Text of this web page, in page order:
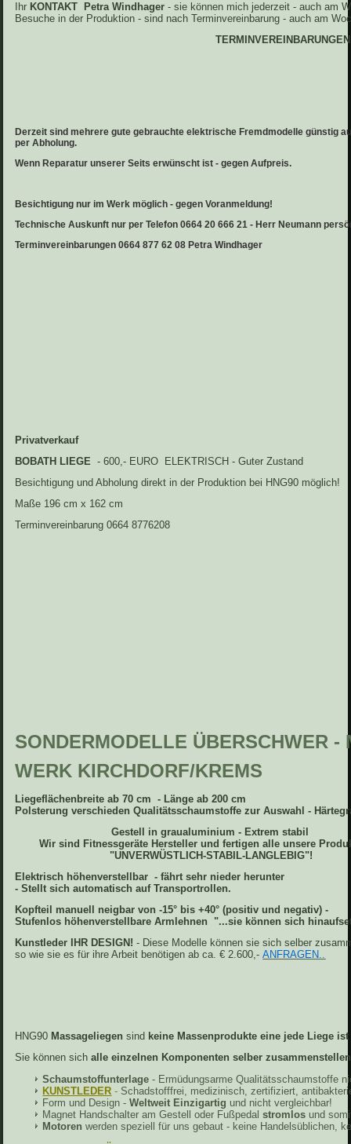
Ihr KONTAKT Petra Windhager - sie können mich jederzeit - auch am
Besuche in der Produktion - sind nach Terminvereinbarung - auch am
Derzeit sind mehrere gute gebrauchte elektrische Fremdmodelle günstig
per Abholung.
Wenn Reparatur unserer Seits erwünscht ist - gegen Aufpreis.
Besichtigung nur im Werk möglich - gegen Voranmeldung!
Technische Auskunft nur per Telefon 0664 20 666 21 - Herr Neumann
Terminvereinbarungen 0664 877 62 08 Petra Windhager
Privatverkauf
BOBATH LIEGE - 600,- EURO ELEKTRISCH - Guter Zustand
Besichtigung und Abholung direkt in der Produktion bei HNG90 möglich!
Maße 196 cm x 162 cm
Terminvereinbarung 0664 8776208
SONDERMODELLE ÜBERSCHWER
WERK KIRCHDORF/KREMS
Liegeflächenbreite ab 70 cm - Länge ab 200 cm
Polsterung verschieden Qualitätsschaumstoffe zur Auswahl -
Gestell in graualuminium - Extrem stabil
Wir sind Fitnessgeräte Hersteller und fertigen alle unsere
"UNVERWÜSTLICH-STABIL-LANGLEBIG"!
Elektrisch höhenverstellbar - fährt sehr nieder herunter
-Stellt sich automatisch auf Transportrollen.
Kopfteil manuell neigbar von -15° bis +40° (positiv und negativ) -
Stufenlos höhenverstellbare Armlehnen "...sie können sich
Kunstleder IHR DESIGN! - Diese Modelle können sie sich selber
so wie sie es für ihre Arbeit benötigen ab ca. € 2.600,-ANFRAGEN..
HNG90 Massageliegen sind keine Massenprodukte eine jede Liege
Sie können sichalle einzelnen Komponenten selber zusammenstellen
Schaumstoffunterlage - Ermüdungsarme Qualitätsschaumstoffe
KUNSTLEDER -Schadstofffrei, medizinisch, zertifiziert,
Form und Design -Weltweit Einzigartig und nicht vergleichbar!
Magnet Handschalter am Gestell oder Fußpedalstromlos und
Motoren werden speziell für uns gebaut - keine Handelsüblichen,